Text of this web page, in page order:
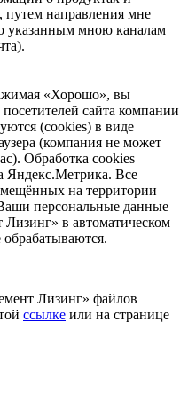
направления мне
указанным мною каналам
«Хорошо», вы
посетителей сайта компании
(cookies) в виде
(компания не может
Обработка cookies
Яндекс.Метрика. Все
на территории
персональные данные
в автоматическом
Лизинг» файлов
ссылке или на странице